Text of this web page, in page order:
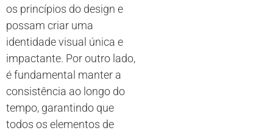
os princípios do design e
possam criar uma
identidade visual única e
impactante. Por outro lado,
é fundamental manter a
consistência ao longo do
tempo, garantindo que
todos os elementos de